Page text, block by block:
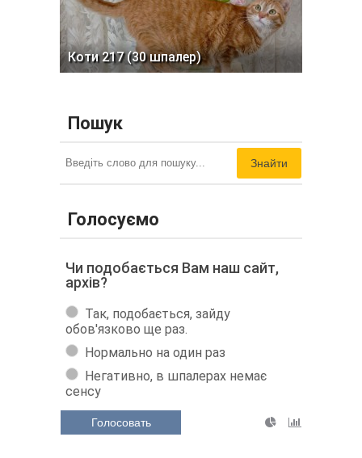
Коти 217 (30 шпалер)
Пошук
Знайти
Голосуємо
Чи подобається Вам наш сайт,
архів?
Так, подобається, зайду
обов'язково ще раз.
Нормально на один раз
Негативно, в шпалерах немає
сенсу
Голосовать